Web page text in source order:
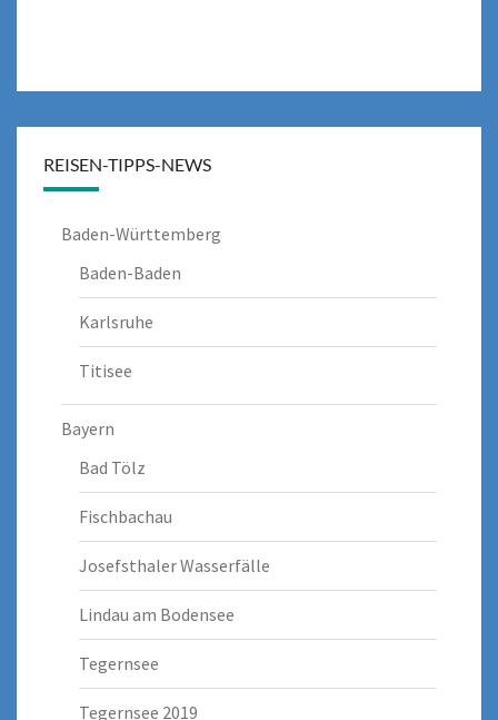
REISEN-TIPPS-NEWS
Baden-Württemberg
Baden-Baden
Karlsruhe
Titisee
Bayern
Bad Tölz
Fischbachau
Josefsthaler Wasserfälle
Lindau am Bodensee
Tegernsee
Tegernsee 2019